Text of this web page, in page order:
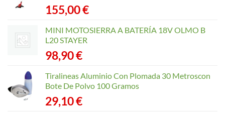
155,00€
MINI MOTOSIERRA A BATERÍA 18V OLMO B
L20 STAYER
98,90€
Tiralineas Aluminio Con Plomada 30 Metroscon
Bote De Polvo 100 Gramos
29,10€